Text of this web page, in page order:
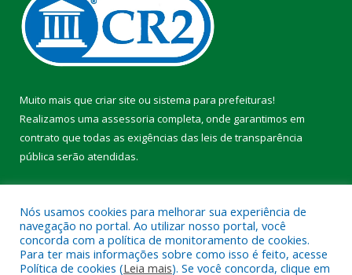
Muito mais que criar site ou sistema para prefeituras!
Realizamos uma assessoria completa, onde garantimos em
contrato que todas as exigências das leis de transparência
pública serão atendidas.
Nós usamos cookies para melhorar sua experiência de
navegação no portal. Ao utilizar nosso portal, você
concorda com a política de monitoramento de cookies.
Para ter mais informações sobre como isso é feito, acesse
Política de cookies (Leia mais). Se você concorda, clique em